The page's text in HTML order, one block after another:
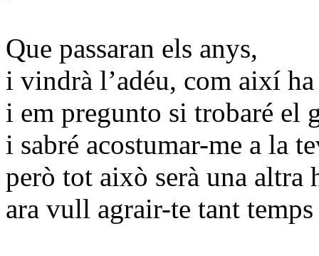
Que passaran els anys,
i vindrà l’adéu, com així ha
i em pregunto si trobaré el
i sabré acostumar-me a la
però tot això serà una altra
ara vull agrair-te tant